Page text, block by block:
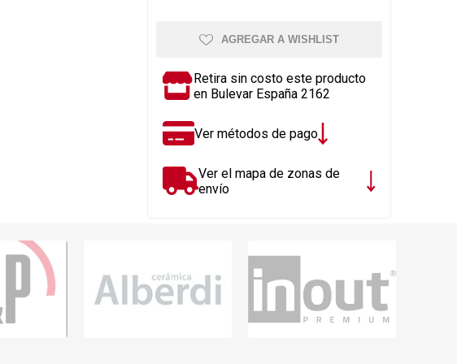
Adhesivo, Sellantes,
Siliconas
Resina, Hormigón, Cámaras
Insp.
Jardín
AGREGAR A WISHLIST
Retira sin costo este producto
en Bulevar España 2162
Ver métodos de pago
Ver el mapa de zonas de
envío